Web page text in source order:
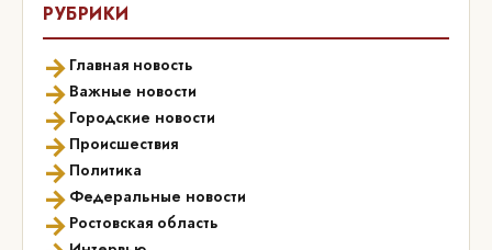
РУБРИКИ
→ Главная новость
→ Важные новости
→ Городские новости
→ Происшествия
→ Политика
→ Федеральные новости
→ Ростовская область